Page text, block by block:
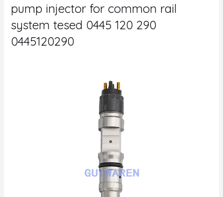
pump injector for common rail
system tesed 0445 120 290
0445120290